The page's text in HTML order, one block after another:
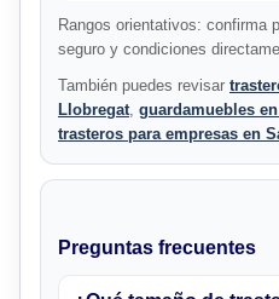
Rangos orientativos: confirma
seguro y condiciones
También puedes revisar
Llobregat guardamuebles
trasteros para empresas en
Preguntas frecuentes